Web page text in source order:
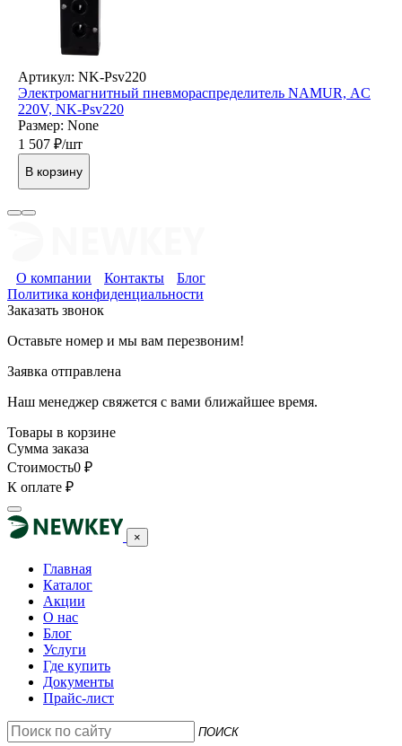
Артикул: NK-Psv220
Электромагнитный пневмораспределитель NAMUR, AC
220V, NK-Psv220
Размер: None
1 507 ₽/шт
В корзину
О компании Контакты
Блог
Политика конфиденциальности
Заказать звонок
Оставьте номер и мы вам перезвоним!
Заявка отправлена
Наш менеджер свяжется с вами ближайшее время.
Товары в корзине
Сумма заказа
Стоимость0 ₽
К оплате ₽
×
Главная
Каталог
Акции
О нас
Блог
Услуги
Где купить
Документы
Прайс-лист
ПОИСК